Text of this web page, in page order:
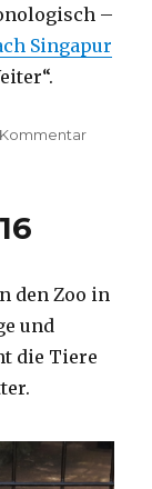
–
Singapur
zu
Perth
den Zoo in
und
die Tiere